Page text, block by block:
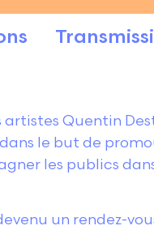
artistes Quentin
dans le but de
les publics
un rendez-